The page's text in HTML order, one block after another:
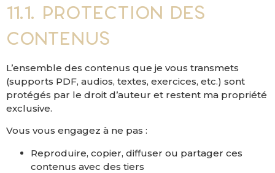
11.1. Protection des
contenus
L’ensemble des contenus que je vous transmets
(supports PDF, audios, textes, exercices, etc.) sont
protégés par le droit d’auteur et restent ma propriété
exclusive.
Vous vous engagez à ne pas :
Reproduire, copier, diffuser ou partager ces
contenus avec des tiers